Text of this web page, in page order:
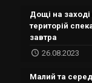
Дощі на заході
територій
завтра
26.08.2023
Малий та